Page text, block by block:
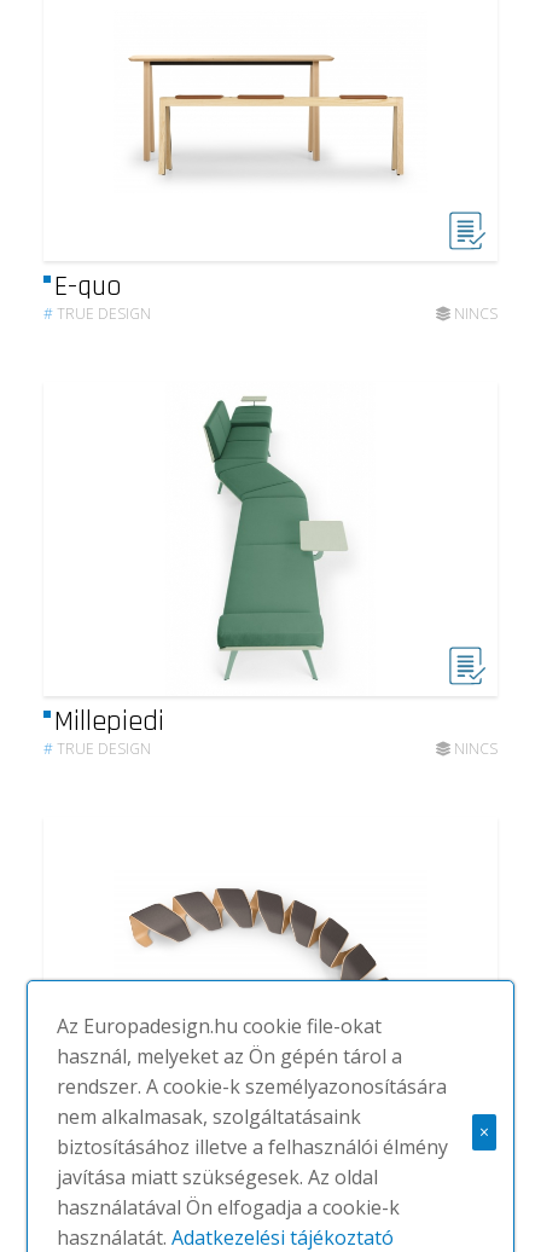
E-quo
#TRUE DESIGN NINCS
Millepiedi
#TRUE DESIGN NINCS
Dna
#TRUE DESIGN
Az Europadesign.hu cookie file-okat
használ, melyeket az Ön gépén tárol a
rendszer. A cookie-k személyazonosítására
nem alkalmasak, szolgáltatásaink
biztosításához illetve a felhasználói élmény
javítása miatt szükségesek. Az oldal
használatával Ön elfogadja a cookie-k
használatát.Adatkezelési tájékoztató
×